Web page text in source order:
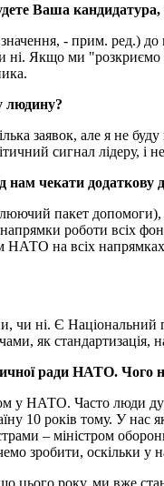
Ваша
- прим. ред.)
ні. Якщо ми
людину?
заявок, але я не
сигнал лідеру,
чекати додаткову
пакет
роботи всіх
НАТО на всіх
чи ні. Є
як стандартизація,
ради НАТО. Чого
у НАТО. Часто люди
10 років тому. У
– міністром
зробити, оскільки
цього року, ми вже